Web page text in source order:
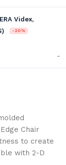
Videx,
-20%
-
Chair
to create
with 2-D